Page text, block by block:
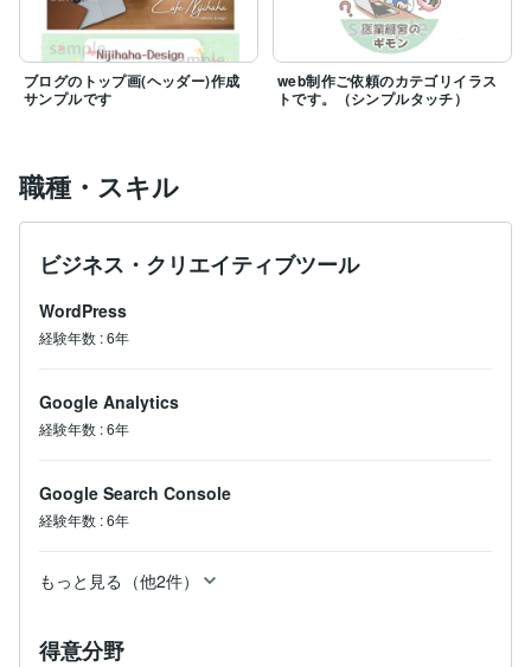
ブログのトップ画(ヘッダー)作成
サンプルです
web制作ご依頼のカテゴリイラス
トです。（シンプルタッチ）
職種・スキル
ビジネス・クリエイティブツール
WordPress
経験年数 :6年
Google Analytics
経験年数 :6年
Google Search Console
経験年数 :6年
もっと見る（他2件）
得意分野